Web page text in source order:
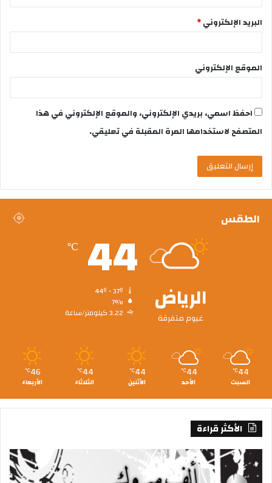
البريد الإلكتروني*
الموقع الإلكتروني
احفظ اسمي، بريدي الإلكتروني، والموقع الإلكتروني في هذا
المتصفح لاستخدامها المرة المقبلة في تعليقي.
الطقس
الرياض
غيوم متفرقة
44
℃
7%
3.22 كيلومتر/ساعة
44
℃
السبت
44
℃
الأحد
44
℃
الأثنين
44
℃
الثلاثاء
46
℃
الأربعاء
الأكثر قراءة